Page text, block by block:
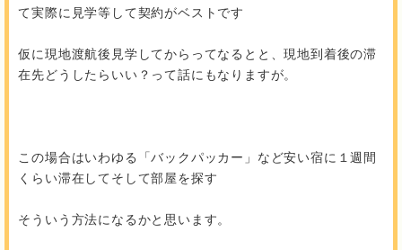
て実際に見学等して契約がベストです
仮に現地渡航後見学してからってなるとと、現地到着後の滞
在先どうしたらいい？って話にもなりますが。
この場合はいわゆる「バックパッカー」など安い宿に１週間
くらい滞在してそして部屋を探す
そういう方法になるかと思います。